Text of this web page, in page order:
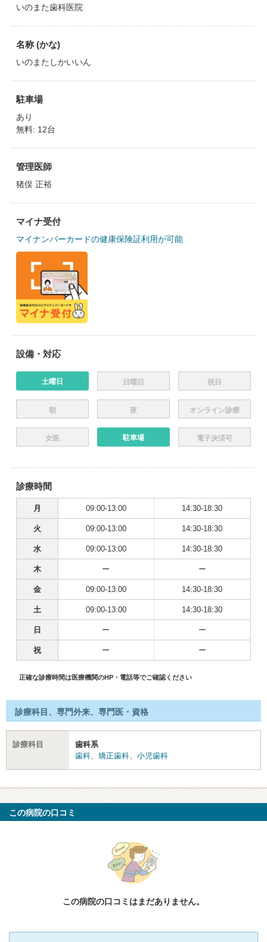
いのまた歯科医院
名称 (かな)
いのまたしかいいん
駐車場
あり
無料: 12台
管理医師
猪俣 正裕
マイナ受付
マイナンバーカードの健康保険証利用が可能
設備・対応
土曜日 日曜日 祝日
朝 夜 オンライン診療
女医 駐車場 電子決済可
診療時間
月 09:00-13:00 14:30-18:30
火 09:00-13:00 14:30-18:30
水 09:00-13:00 14:30-18:30
木 ー ー
金 09:00-13:00 14:30-18:30
土 09:00-13:00 14:30-18:30
日 ー ー
祝 ー ー
正確な診療時間は医療機関のHP・電話等でご確認ください
診療科目、専門外来、専門医・資格
診療科目
歯科系
歯科、 矯正歯科、 小児歯科
この病院の口コミ
この病院の口コミはまだありません。